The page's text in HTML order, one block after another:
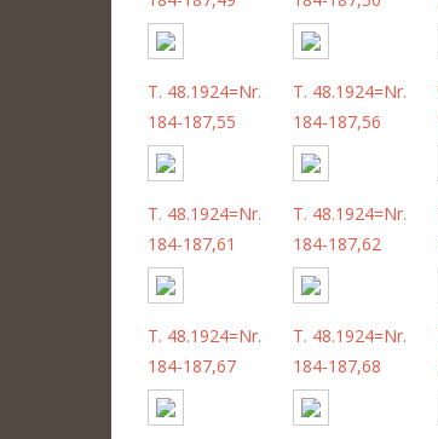
T. 48.1924=Nr.
184-187,55
T. 48.1924=Nr.
184-187,56
T. 48.1924=Nr.
184-187,61
T. 48.1924=Nr.
184-187,62
T. 48.1924=Nr.
184-187,67
T. 48.1924=Nr.
184-187,68